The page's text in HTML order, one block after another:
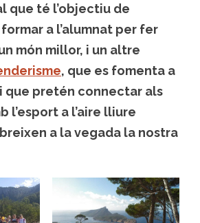
que té l’objectiu de
a l’alumnat per fer
món millor, i un altre
, que es fomenta a
i que pretén connectar als
l’esport a l’aire lliure
a la vegada la nostra